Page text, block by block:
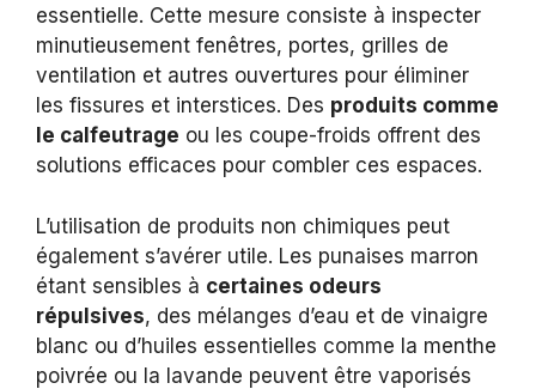
essentielle. Cette mesure consiste à inspecter
minutieusement fenêtres, portes, grilles de
ventilation et autres ouvertures pour éliminer
les fissures et interstices. Des produits comme
le calfeutrage ou les coupe-froids offrent des
solutions efficaces pour combler ces espaces.
L’utilisation de produits non chimiques peut
également s’avérer utile. Les punaises marron
étant sensibles à certaines odeurs
répulsives, des mélanges d’eau et de vinaigre
blanc ou d’huiles essentielles comme la menthe
poivrée ou la lavande peuvent être vaporisés